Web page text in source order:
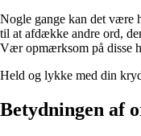
Nogle gange kan det
til at afdække andre ord,
Vær opmærksom på disse
Held og lykke med din
Betydningen af